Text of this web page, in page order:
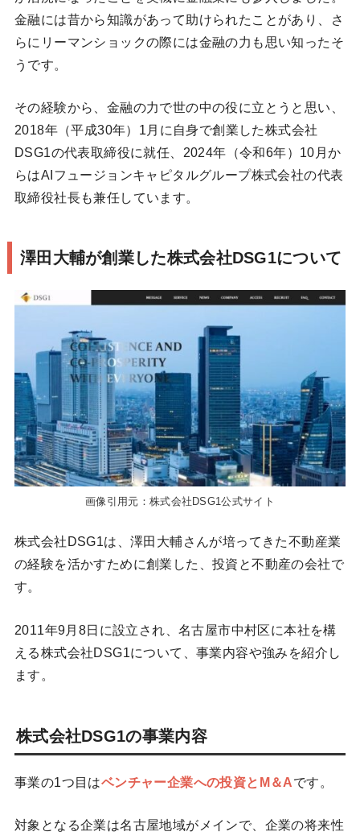
金融には昔から知識があって助けられたことがあり、さ
らにリーマンショックの際には金融の力も思い知ったそ
うです。
その経験から、金融の力で世の中の役に立とうと思い、
2018年（平成30年）1月に自身で創業した株式会社
DSG1の代表取締役に就任、2024年（令和6年）10月か
らはAIフュージョンキャピタルグループ株式会社の代表
取締役社長も兼任しています。
澤田大輔が創業した株式会社DSG1について
画像引用元：株式会社DSG1公式サイト
株式会社DSG1は、澤田大輔さんが培ってきた不動産業
の経験を活かすために創業した、投資と不動産の会社で
す。
2011年9月8日に設立され、名古屋市中村区に本社を構
える株式会社DSG1について、事業内容や強みを紹介し
ます。
株式会社DSG1の事業内容
事業の1つ目はベンチャー企業への投資とM＆Aです。
対象となる企業は名古屋地域がメインで、企業の将来性